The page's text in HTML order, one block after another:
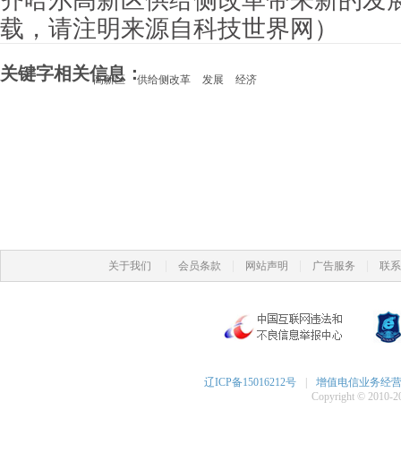
载，请注明来源自科技世界网）
关键字相关信息：
高新区 供给侧改革 发展 经济
关于我们 会员条款 网站声明 广告服务 联
辽ICP备15016212号
增值电信业务经
Copyright © 2010-